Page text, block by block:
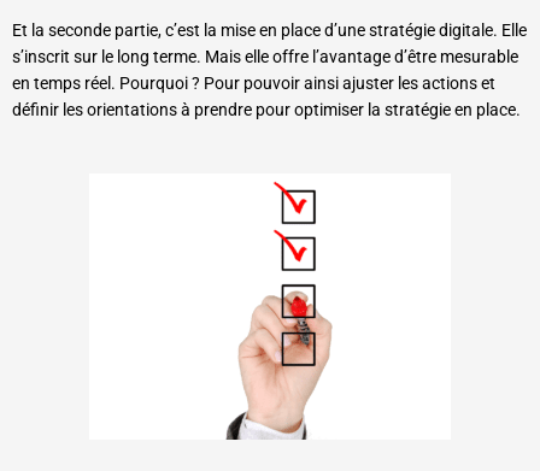
Et la seconde partie, c’est la mise en place d’une stratégie digitale. Elle
s’inscrit sur le long terme. Mais elle offre l’avantage d’être mesurable
en temps réel. Pourquoi ? Pour pouvoir ainsi ajuster les actions et
définir les orientations à prendre pour optimiser la stratégie en place.